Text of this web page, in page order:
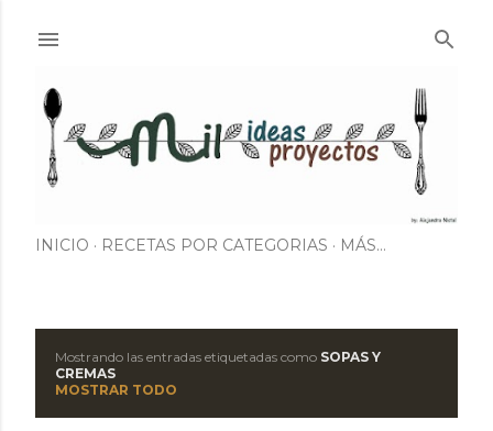
INICIO RECETAS POR CATEGORIAS MÁS…
E
n
Mostrando las entradas etiquetadas como SOPAS Y
CREMAS
MOSTRAR TODO